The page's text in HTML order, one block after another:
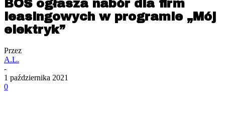
BOŚ ogłasza nabór dla firm
leasingowych w programie „Mój
elektryk”
Przez
A.L.
-
1 października 2021
0